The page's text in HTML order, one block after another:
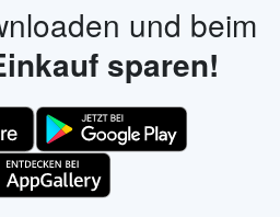
und beim
sparen!